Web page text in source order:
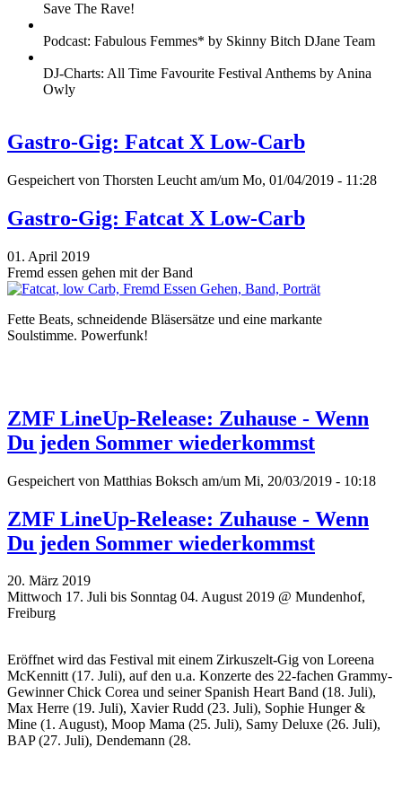
Save The Rave!
Podcast: Fabulous Femmes* by Skinny Bitch DJane Team
DJ-Charts: All Time Favourite Festival Anthems by Anina
Owly
Gastro-Gig: Fatcat X Low-Carb
Gespeichert von Thorsten Leucht am/um Mo, 01/04/2019 - 11:28
Gastro-Gig: Fatcat X Low-Carb
01. April 2019
Fremd essen gehen mit der Band
Fette Beats, schneidende Bläsersätze und eine markante
Soulstimme. Powerfunk!
ZMF LineUp-Release: Zuhause - Wenn
Du jeden Sommer wiederkommst
Gespeichert von Matthias Boksch am/um Mi, 20/03/2019 - 10:18
ZMF LineUp-Release: Zuhause - Wenn
Du jeden Sommer wiederkommst
20. März 2019
Mittwoch 17. Juli bis Sonntag 04. August 2019 @ Mundenhof,
Freiburg
Eröffnet wird das Festival mit einem Zirkuszelt-Gig von Loreena
McKennitt (17. Juli), auf den u.a. Konzerte des 22-fachen Grammy-
Gewinner Chick Corea und seiner Spanish Heart Band (18. Juli),
Max Herre (19. Juli), Xavier Rudd (23. Juli), Sophie Hunger &
Mine (1. August), Moop Mama (25. Juli), Samy Deluxe (26. Juli),
BAP (27. Juli), Dendemann (28.